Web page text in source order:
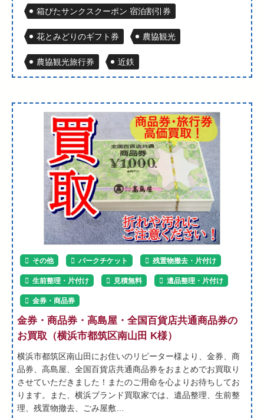
箱ぴたサンクスクーポン 宿泊割引券
花とみどりのギフト券 農協観光
農協観光旅行券 近鉄
その他 パークチケット 残置物撤去・片付け
生前整理・片付け 見積無料 遺品整理・片付け
金券・商品券
金券・商品券・高島屋・全国百貨店共通商品券の
お買取（横浜市都筑区南山田 K様）
横浜市都筑区南山田にお住いのリピーター様より、金券、商
品券、高島屋、全国百貨店共通商品券をおまとめでお買取り
させていただきました！またのご用命を心よりお待ちしてお
ります。また、横浜ブランド買取家では、遺品整理、生前整
理、残置物撤去、ごみ屋敷…